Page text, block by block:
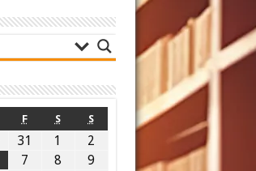
F S S
31 1
2
7 8
9